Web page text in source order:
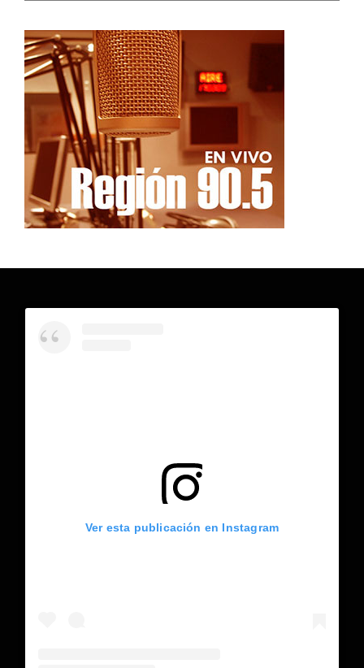
Ver esta publicación en Instagram